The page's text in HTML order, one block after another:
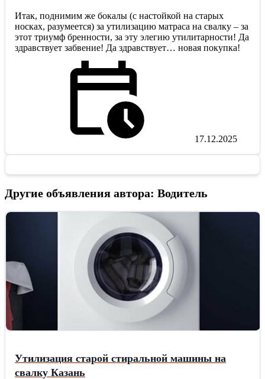
Итак, поднимим же бокалы (с настойкой на старых
носках, разумеется) за утилизацию матраса на свалку – за
этот триумф бренности, за эту элегию утилитарности! Да
здравствует забвение! Да здравствует… новая покупка!
17.12.2025
Другие объявления автора: Водитель
Утилизация старой стиральной машины на
свалку Казань